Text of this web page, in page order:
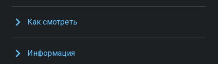
Как смотреть
Информация